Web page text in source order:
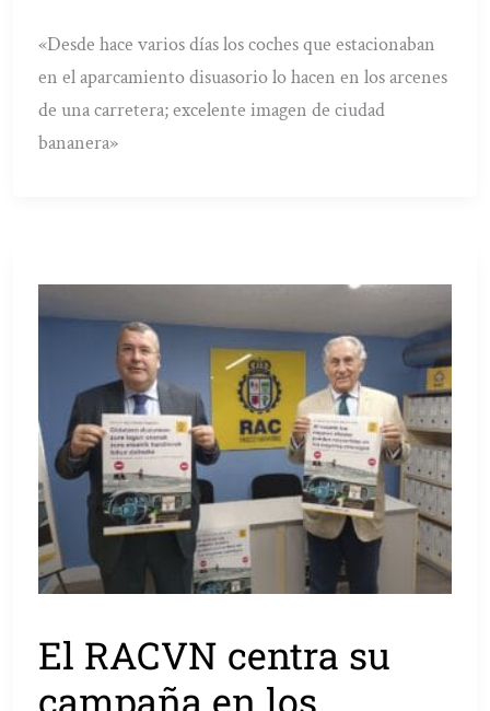
«Desde hace varios días los coches que estacionaban
en el aparcamiento disuasorio lo hacen en los arcenes
de una carretera; excelente imagen de ciudad
bananera»
El RACVN centra su
campaña en los